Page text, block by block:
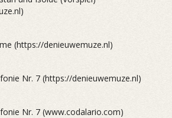
(https://denieuwemuze.nl)
Nr. 7 (https://denieuwemuze.nl)
Nr. 7 (www.codalario.com)